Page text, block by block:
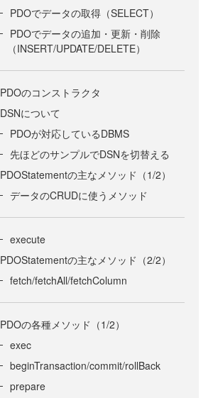
PDOでデータの取得（SELECT）
PDOでデータの追加・更新・削除
（INSERT/UPDATE/DELETE）
PDOのコンストラクタ
DSNについて
PDOが対応しているDBMS
先ほどのサンプルでDSNを切替える
PDOStatementの主なメソッド（1/2）
データのCRUDに使うメソッド
execute
PDOStatementの主なメソッド（2/2）
fetch/fetchAll/fetchColumn
PDOの各種メソッド（1/2）
exec
beginTransaction/commit/rollBack
prepare